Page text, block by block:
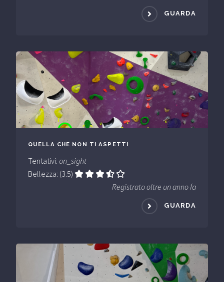
GUARDA
QUELLA CHE NON TI ASPETTI
Tentativi: on_sight
Bellezza: (3.5)
Registrato oltre un anno fa
GUARDA